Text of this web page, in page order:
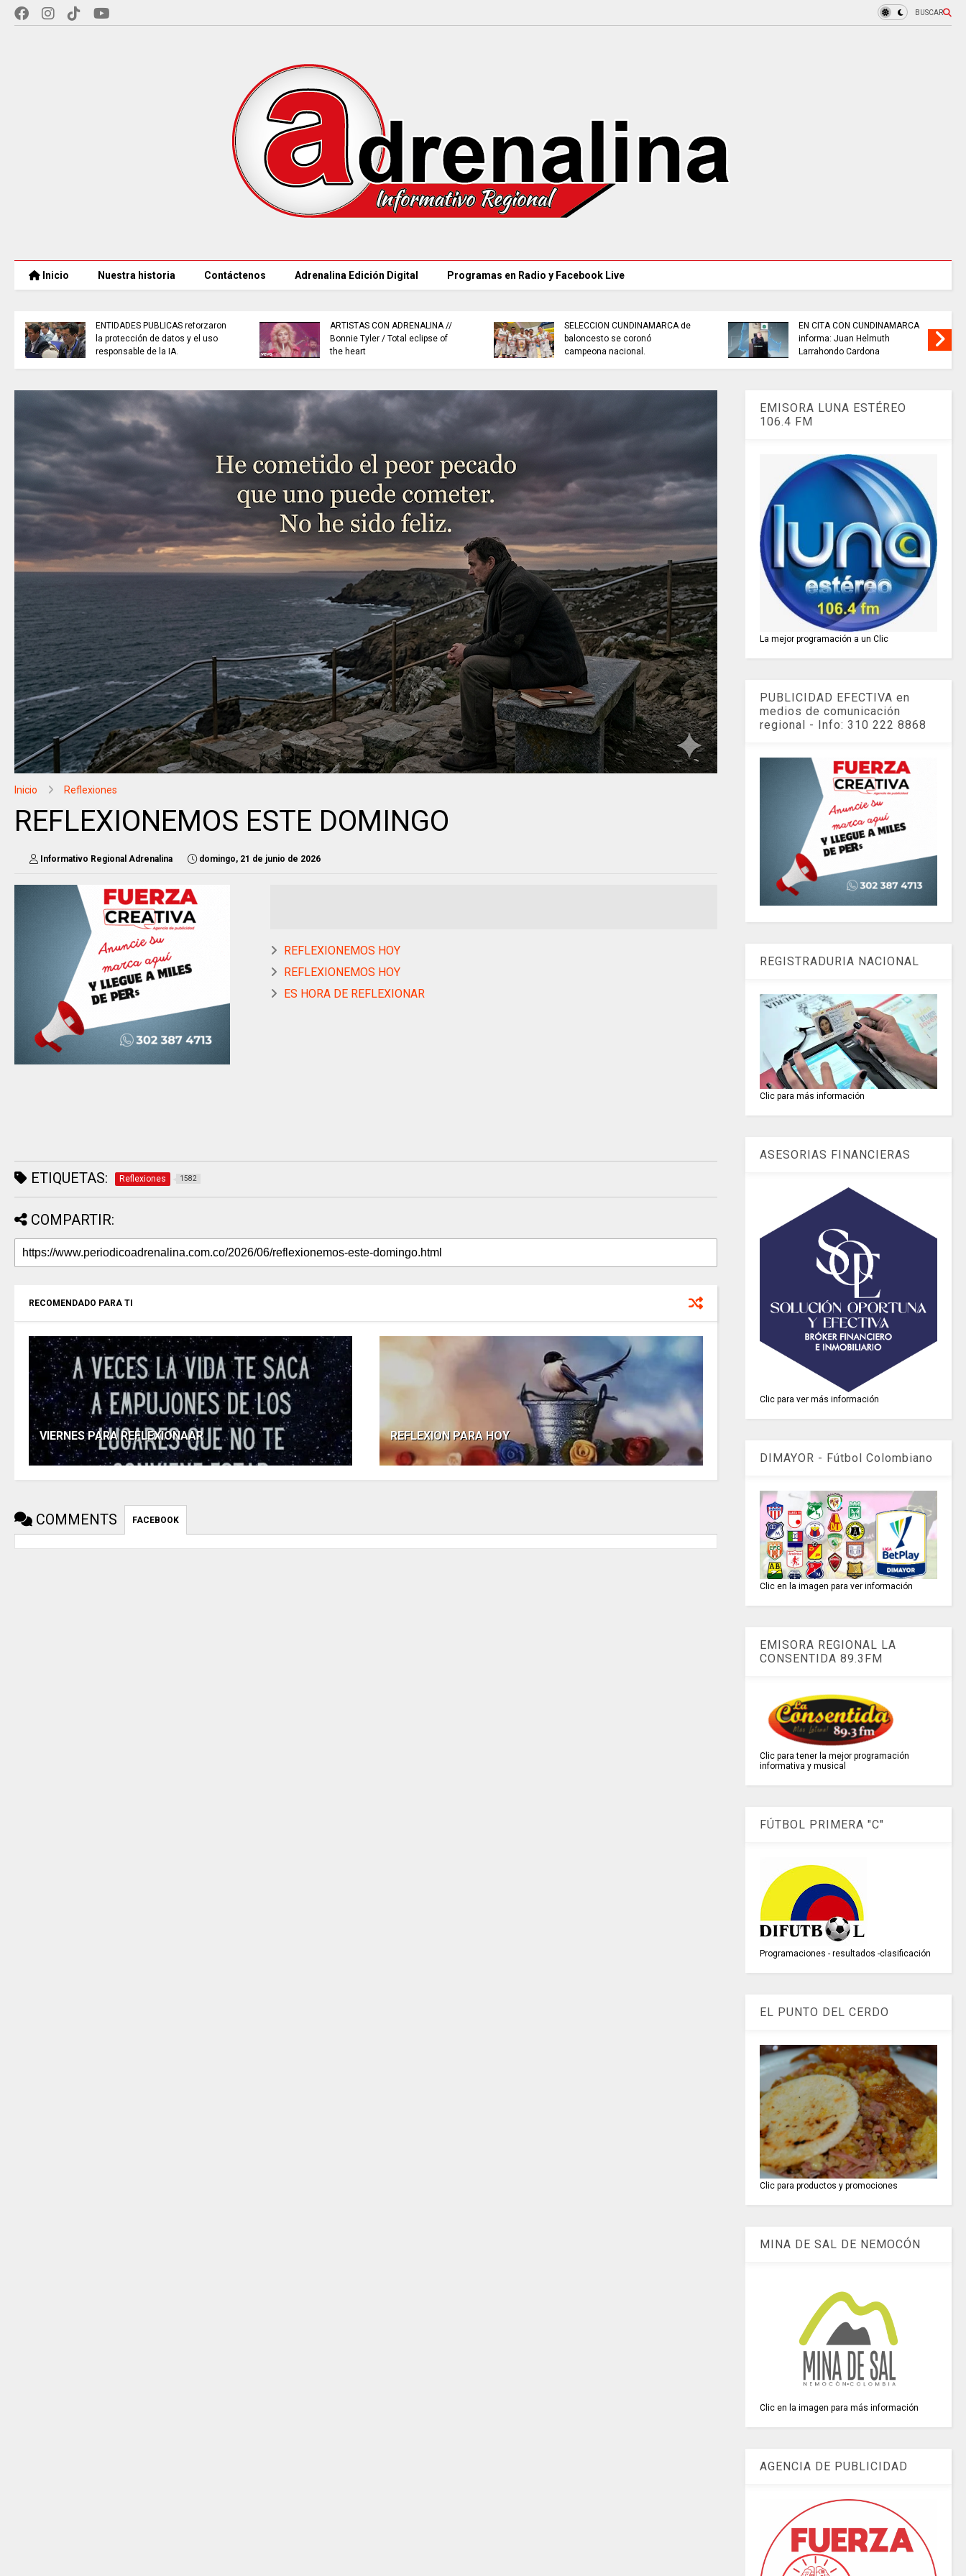
BUSCAR
Inicio Nuestra historia Contáctenos Adrenalina Edición Digital Programas en Radio y Facebook Live
ENTIDADES PÚBLICAS reforzaron
la protección de datos y el uso
responsable de la IA.
ARTISTAS CON ADRENALINA //
Bonnie Tyler / Total eclipse of
the heart
SELECCIÓN CUNDINAMARCA de
baloncesto se coronó
campeona nacional.
EN CITA CON CUNDINAMARCA
informa: Juan Helmuth
Larrahondo Cardona
Inicio Reflexiones
REFLEXIONEMOS ESTE DOMINGO
Informativo Regional Adrenalina domingo, 21 de junio de 2026
REFLEXIONEMOS HOY
REFLEXIONEMOS HOY
ES HORA DE REFLEXIONAR
ETIQUETAS: Reflexiones 1582
COMPARTIR:
RECOMENDADO PARA TI
VIERNES PARA REFLEXIONAAR REFLEXION PARA HOY
COMMENTS FACEBOOK
EMISORA LUNA ESTÉREO
106.4 FM
La mejor programación a un Clic
PUBLICIDAD EFECTIVA en
medios de comunicación
regional - Info: 310 222 8868
REGISTRADURIA NACIONAL
Clic para más información
ASESORIAS FINANCIERAS
Clic para ver más información
DIMAYOR - Fútbol Colombiano
Clic en la imagen para ver información
EMISORA REGIONAL LA
CONSENTIDA 89.3FM
Clic para tener la mejor programación
informativa y musical
FÚTBOL PRIMERA "C"
Programaciones - resultados -clasificación
EL PUNTO DEL CERDO
Clic para productos y promociones
MINA DE SAL DE NEMOCÓN
Clic en la imagen para más información
AGENCIA DE PUBLICIDAD